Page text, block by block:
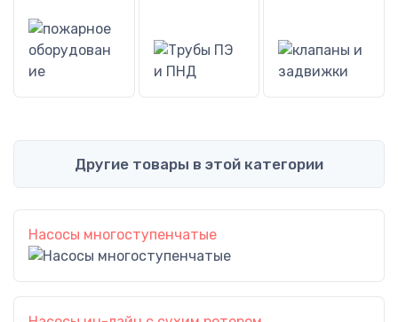
Другие товары в этой категории
Насосы многоступенчатые